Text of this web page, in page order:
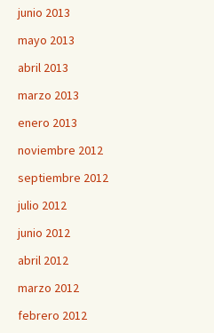
junio 2013
mayo 2013
abril 2013
marzo 2013
enero 2013
noviembre 2012
septiembre 2012
julio 2012
junio 2012
abril 2012
marzo 2012
febrero 2012